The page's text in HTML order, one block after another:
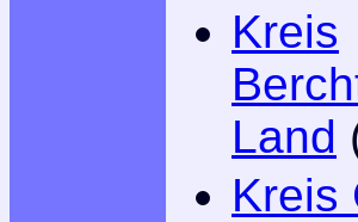
Kreis
Land
Kreis